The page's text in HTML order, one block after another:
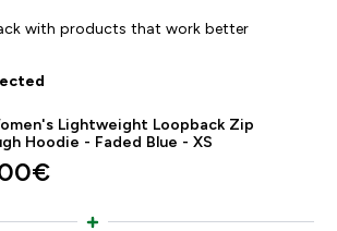
with products that work better
Lightweight Loopback Zip
Hoodie - Faded Blue - XS